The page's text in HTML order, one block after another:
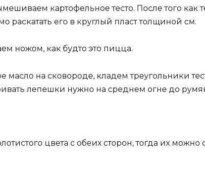
картофельное тесто. После того как
раскатать его в круглый пласт толщиной см.
ножом, как будто это пицца.
масло на сковороде, кладем треугольники
лепешки нужно на среднем огне до
цвета с обеих сторон, тогда их можно